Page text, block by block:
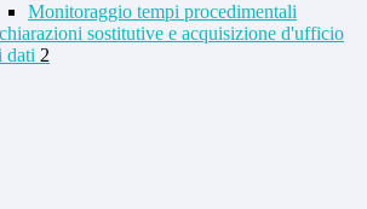
Monitoraggio tempi procedimentali
sostitutive e acquisizione d'ufficio
dati 2